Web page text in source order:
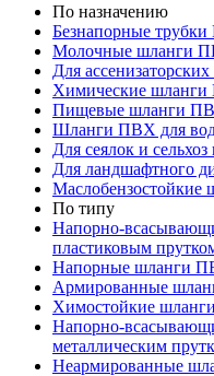
По назначению
Безнапорные
Молочные шланги
Для
Химические
Пищевые шланги
Шланги ПВХ для
Для сеялок и сельхоз
Для ландшафтного
По типу
Напорно-
пластиковым
Напорные шланги
Армированные
Химостойкие
Напорно-
металлическим
Неармированные